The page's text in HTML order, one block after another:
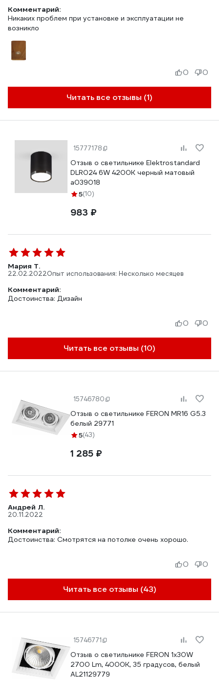
Комментарий:
Никаких проблем при установке и эксплуатации не
возникло
Читать все отзывы (1)
0 0
15777178
Отзыв о светильнике Elektrostandard
DLR024 6W 4200K черный матовый
a039018
5(10)
983 ₽
Мария Т.
22.02.2022Опыт использования: Несколько месяцев
Комментарий:
Достоинства: Дизайн
Читать все отзывы (10)
0 0
15746780
Отзыв о светильнике FERON MR16 G5.3
белый 29771
5(43)
1 285 ₽
Андрей Л.
20.11.2022
Комментарий:
Достоинства: Смотрятся на потолке очень хорошо.
Читать все отзывы (43)
0 0
15746771
Отзыв о светильнике FERON 1x30W
2700 Lm, 4000К, 35 градусов, белый
AL21129779